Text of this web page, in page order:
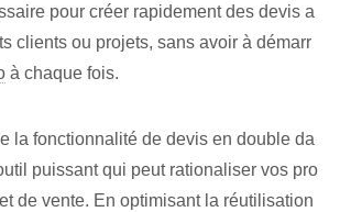
pour créer rapidement des devis a
clients ou projets, sans avoir à démarr
⁣à chaque fois.
la fonctionnalité de devis en double da
puissant qui peut rationaliser vos pro
de vente. En optimisant la réutilisation